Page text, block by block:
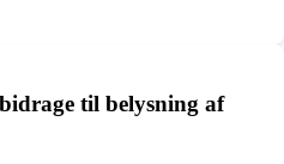
til belysning af